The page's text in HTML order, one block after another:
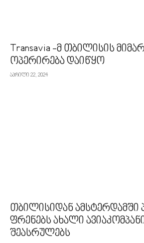
Transavia -მ თბილისის
ოპერირება დაიწყო
აპრილი 22, 2024
თბილისიდან ამსტერდამში
ფრენებს ახალი
შეასრულებს